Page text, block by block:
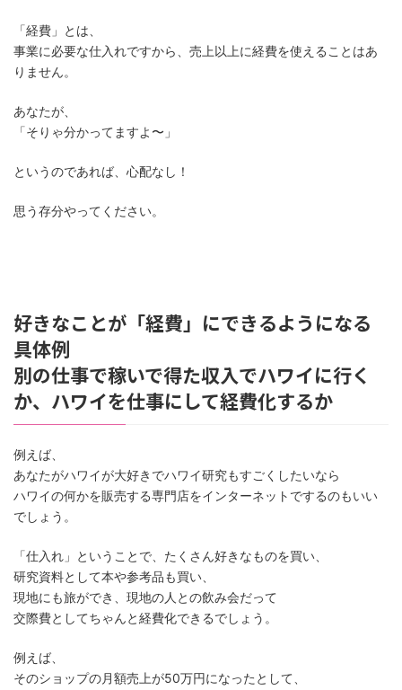
「経費」とは、
事業に必要な仕入れですから、売上以上に経費を使えることはあ
りません。
あなたが、
「そりゃ分かってますよ〜」
というのであれば、心配なし！
思う存分やってください。
好きなことが「経費」にできるようになる
具体例
別の仕事で稼いで得た収入でハワイに行く
か、ハワイを仕事にして経費化するか
例えば、
あなたがハワイが大好きでハワイ研究もすごくしたいなら
ハワイの何かを販売する専門店をインターネットでするのもいい
でしょう。
「仕入れ」ということで、たくさん好きなものを買い、
研究資料として本や参考品も買い、
現地にも旅ができ、現地の人との飲み会だって
交際費としてちゃんと経費化できるでしょう。
例えば、
そのショップの月額売上が50万円になったとして、